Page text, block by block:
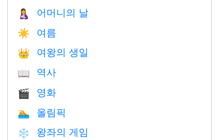
🤱 어머니의 날
☀️ 여름
👑 여왕의 생일
📖 역사
🎬 영화
🏊 올림픽
❄️ 왕좌의 게임